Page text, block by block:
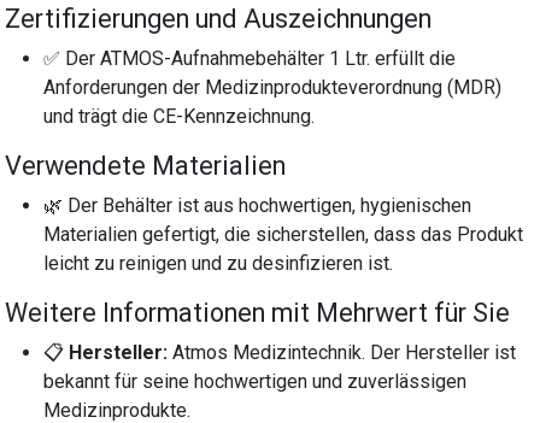
Zertifizierungen und Auszeichnungen
✅ Der ATMOS-Aufnahmebehälter 1 Ltr. erfüllt die
Anforderungen der Medizinprodukteverordnung (MDR)
und trägt die CE-Kennzeichnung.
Verwendete Materialien
🌿 Der Behälter ist aus hochwertigen, hygienischen
Materialien gefertigt, die sicherstellen, dass das Produkt
leicht zu reinigen und zu desinfizieren ist.
Weitere Informationen mit Mehrwert für Sie
📋 Hersteller: Atmos Medizintechnik. Der Hersteller ist
bekannt für seine hochwertigen und zuverlässigen
Medizinprodukte.